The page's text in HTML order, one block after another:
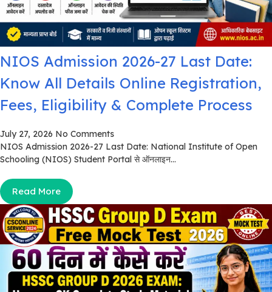
NIOS Admission 2026-27 Last Date:
Know All Details Online Registration,
Fees, Eligibility & Complete Process
July 27, 2026 No Comments
NIOS Admission 2026-27 Last Date: National Institute of Open
Schooling (NIOS) Student Portal से ऑनलाइन...
Read More